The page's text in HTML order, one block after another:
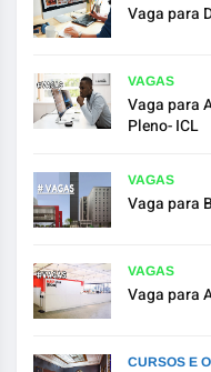
Vaga para
VAGAS
Vaga para
Pleno- ICL
VAGAS
Vaga para
VAGAS
Vaga para
CURSOS E